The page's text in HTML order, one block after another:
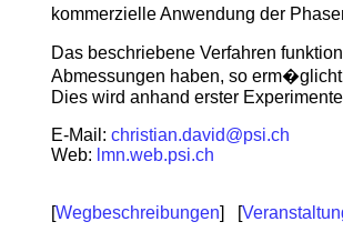
kommerzielle Anwendung der
Das beschriebene Verfahren
Abmessungen haben, so
Dies wird anhand erster
E-Mail: christian.david@psi.ch
Web: lmn.web.psi.ch
[Wegbeschreibungen] [